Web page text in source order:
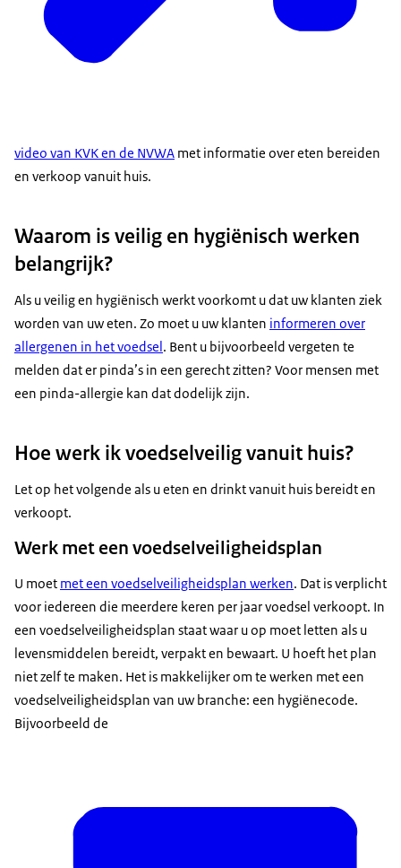
video van KVK en de NVWA met informatie over eten bereiden
en verkoop vanuit huis.
Waarom is veilig en hygiënisch werken
belangrijk?
Als u veilig en hygiënisch werkt voorkomt u dat uw klanten ziek
worden van uw eten. Zo moet u uw klanten informeren over
allergenen in het voedsel. Bent u bijvoorbeeld vergeten te
melden dat er pinda’s in een gerecht zitten? Voor mensen met
een pinda-allergie kan dat dodelijk zijn.
Hoe werk ik voedselveilig vanuit huis?
Let op het volgende als u eten en drinkt vanuit huis bereidt en
verkoopt.
Werk met een voedselveiligheidsplan
U moet met een voedselveiligheidsplan werken. Dat is verplicht
voor iedereen die meerdere keren per jaar voedsel verkoopt. In
een voedselveiligheidsplan staat waar u op moet letten als u
levensmiddelen bereidt, verpakt en bewaart. U hoeft het plan
niet zelf te maken. Het is makkelijker om te werken met een
voedselveiligheidsplan van uw branche: een hygiënecode.
Bijvoorbeeld de